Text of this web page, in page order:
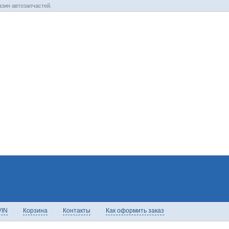
автозапчастей.
Корзина Контакты Как оформить заказ